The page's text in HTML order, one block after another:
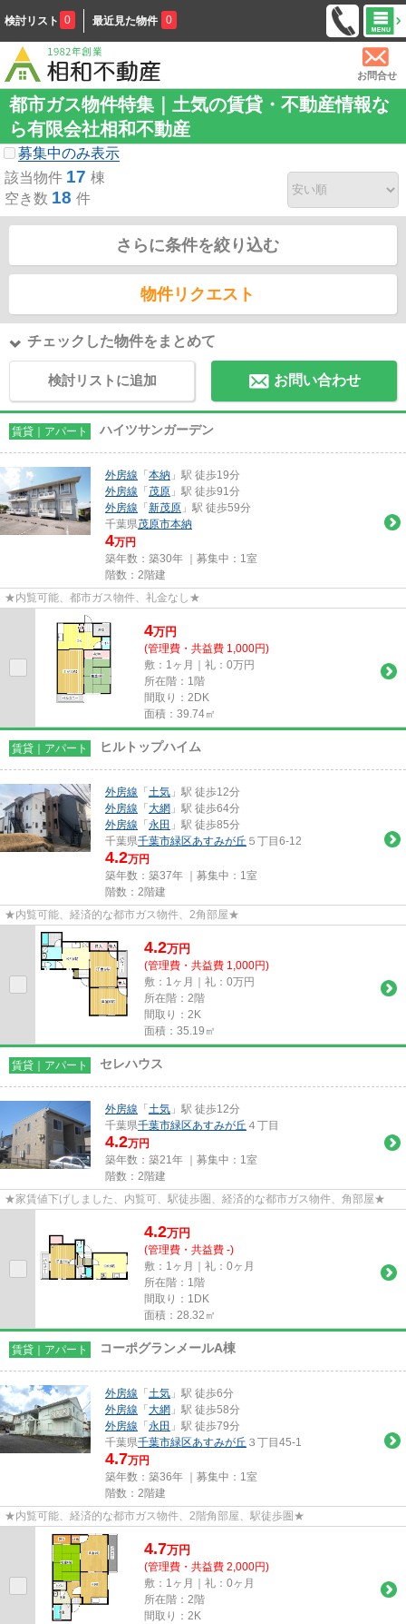
検討リスト 0 最近見た物件 0
お問合せ
都市ガス物件特集｜土気の賃貸・不動産情報な
ら有限会社相和不動産
募集中のみ表示
該当物件 17 棟
空き数 18 件
さらに条件を絞り込む
物件リクエスト
チェックした物件をまとめて
検討リストに追加 お問い合わせ
賃貸｜アパート ハイツサンガーデン
外房線 「 本納 」駅 徒歩19分
外房線 「 茂原 」駅 徒歩91分
外房線 「 新茂原 」駅 徒歩59分
千葉県茂原市本納
4万円
築年数：築30年 ｜募集中： 1室
階数：2階建
★内覧可能、都市ガス物件、礼金なし★
4万円
(管理費・共益費 1,000円)
敷：1ヶ月｜礼：0万円
所在階：1階
間取り：2DK
面積：39.74㎡
賃貸｜アパート ヒルトップハイム
外房線 「 土気 」駅 徒歩12分
外房線 「 大網 」駅 徒歩64分
外房線 「 永田 」駅 徒歩85分
千葉県千葉市緑区あすみが丘 ５丁目6-12
4.2万円
築年数：築37年 ｜募集中： 1室
階数：2階建
★内覧可能、経済的な都市ガス物件、2角部屋★
4.2万円
(管理費・共益費 1,000円)
敷：1ヶ月｜礼：0万円
所在階：2階
間取り：2K
面積：35.19㎡
賃貸｜アパート セレハウス
外房線 「 土気 」駅 徒歩12分
千葉県千葉市緑区あすみが丘 ４丁目
4.2万円
築年数：築21年 ｜募集中： 1室
階数：2階建
★家賃値下げしました、内覧可、駅徒歩圏、経済的な都市ガス物件、角部屋★
4.2万円
(管理費・共益費 -)
敷：1ヶ月｜礼：0ヶ月
所在階：1階
間取り：1DK
面積：28.32㎡
賃貸｜アパート コーポグランメールA棟
外房線 「 土気 」駅 徒歩6分
外房線 「 大網 」駅 徒歩58分
外房線 「 永田 」駅 徒歩79分
千葉県千葉市緑区あすみが丘 ３丁目45-1
4.7万円
築年数：築36年 ｜募集中： 1室
階数：2階建
★内覧可能、経済的な都市ガス物件、2階角部屋、駅徒歩圏★
4.7万円
(管理費・共益費 2,000円)
敷：1ヶ月｜礼：0ヶ月
所在階：2階
間取り：2K